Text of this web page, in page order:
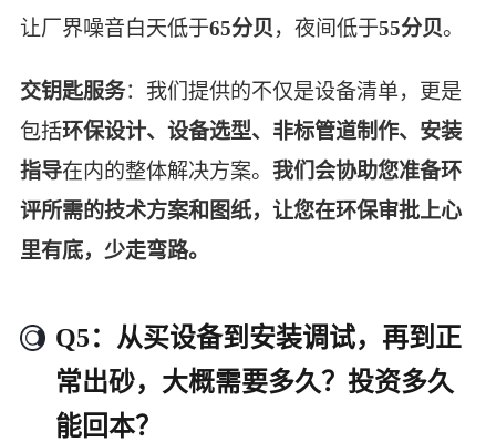
让厂界噪音白天低于65分贝 ，夜间低于55分贝。
交钥匙服务：我们提供的不仅是设备清单，更是
包括环保设计、设备选型、非标管道制作、安装
指导在内的整体解决方案。 我们会协助您准备环
评所需的技术方案和图纸，让您在环保审批上心
里有底，少走弯路。
Q5：从买设备到安装调试，再到正
常出砂，大概需要多久？投资多久
能回本？